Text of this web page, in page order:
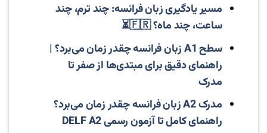
مسیر یادگیری زبان فرانسه: چند ترم، چند
ساعت، چند ماه؟ 🇫🇷⏳
سطح A1 زبان فرانسه چقدر زمان می‌برد؟ |
راهنمای دقیق برای مبتدی‌ها از صفر تا
مدرک
مدرک A2 زبان فرانسه چقدر زمان می‌برد؟
راهنمای کامل تا آزمون رسمی DELF A2